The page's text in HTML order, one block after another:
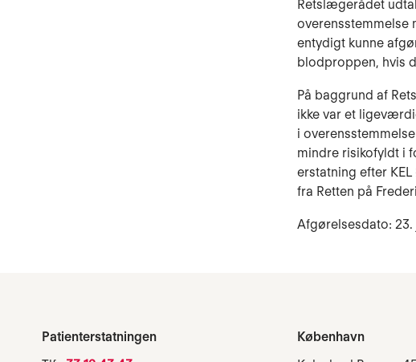
Retslægerådet
overensstemmelse
entydigt kunne
blodproppen, hvis
På baggrund af
ikke var et
i
mindre risikofyldt i
erstatning efter
fra Retten på
Afgørelsesdato: 23.
Patienterstatningen
København